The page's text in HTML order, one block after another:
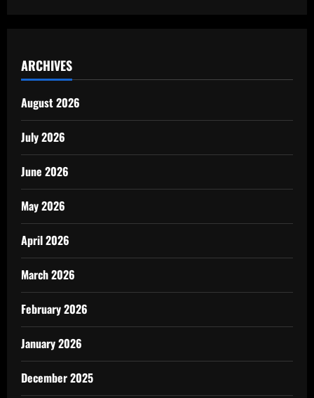
ARCHIVES
August 2026
July 2026
June 2026
May 2026
April 2026
March 2026
February 2026
January 2026
December 2025